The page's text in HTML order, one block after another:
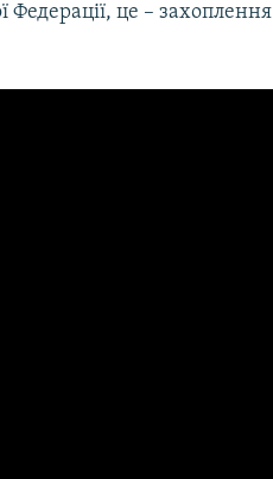
Федерації, це – захоплення